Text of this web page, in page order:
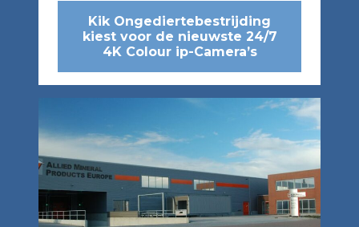
Kik Ongediertebestrijding
kiest voor de nieuwste 24/7
4K Colour ip-Camera’s